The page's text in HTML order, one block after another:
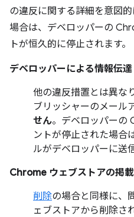
の違反に関する詳細を意図
場合は、デベロッパーの
トが恒久的に停止されます。
デベロッパーによる情報伝達
他の違反措置とは異な
ブリッシャーのメール
せん。デベロッパーの
ントが停止された場合
ルがデベロッパーに送
Chrome ウェブストアの掲
削除の場合と同様に、
ェブストアから削除さ